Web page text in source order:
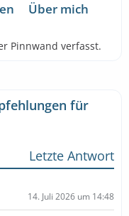
Über mich
Pinnwand verfasst.
für
Letzte Antwort
14. Juli 2026 um 14:48